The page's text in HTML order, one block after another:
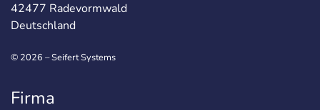
42477 Radevormwald
Deutschland
© 2026 – Seifert Systems
Firma